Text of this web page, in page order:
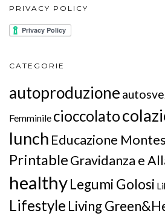
PRIVACY POLICY
CATEGORIE
autoproduzione
Femminile cioccolato
lunch Educazione
PrintableGravidanza e
healthyLegumi Golosi
Lifestyle Living